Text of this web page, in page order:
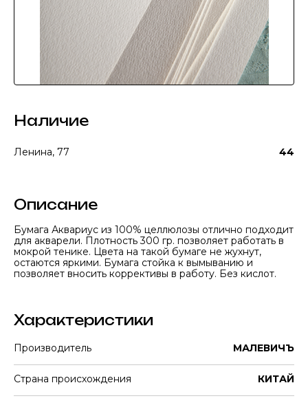
Наличие
Ленина, 77 44
Описание
Бумага Аквариус из 100% целлюлозы отлично подходит
для акварели. Плотность 300 гр. позволяет работать в
мокрой тенике. Цвета на такой бумаге не жухнут,
остаются яркими. Бумага стойка к вымыванию и
позволяет вносить коррективы в работу. Без кислот.
Характеристики
Производитель МАЛЕВИЧЪ
Страна происхождения КИТАЙ